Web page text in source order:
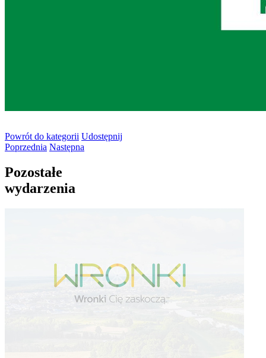
Powrót do kategorii Udostępnij
Poprzednia Następna
Pozostałe
wydarzenia